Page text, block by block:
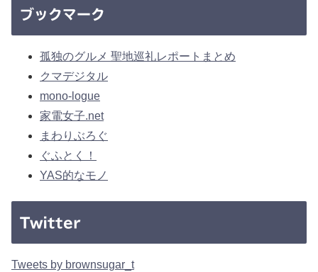
ブックマーク
孤独のグルメ 聖地巡礼レポートまとめ
クマデジタル
mono-logue
家電女子.net
まわりぶろぐ
ぐふとく！
YAS的なモノ
Twitter
Tweets by brownsugar_t